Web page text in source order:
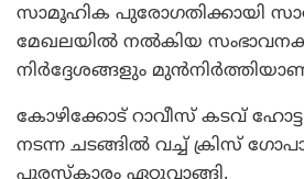
സാമൂഹിക പുരോഗതിക്കായി
മേഖലയില്‍ നല്‍കിയ
നിര്‍ദ്ദേശങ്ങളും
കോഴിക്കോട് റാവീസ് കടവ്
നടന്ന ചടങ്ങില്‍ വച്ച് ക്രിസ്
പുരസ്‌കാരം ഏറ്റുവാങ്ങി.